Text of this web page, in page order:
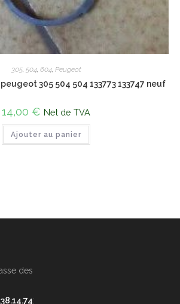
305, 504, 604, Peugeot
305 504 504 133773 133747 neuf
14,00 € Net de TVA
Ajouter au panier
des
: